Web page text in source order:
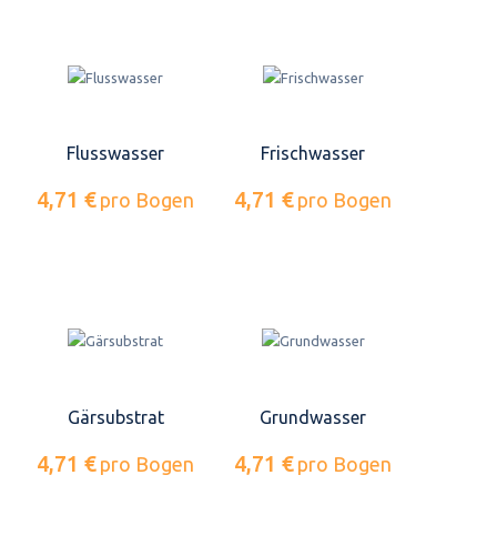
Flusswasser
4,71 € pro Bogen
Frischwasser
4,71 € pro Bogen
Gärsubstrat
4,71 € pro Bogen
Grundwasser
4,71 € pro Bogen